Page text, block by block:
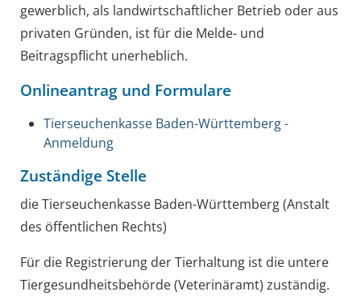
gewerblich, als landwirtschaftlicher Betrieb oder aus
privaten Gründen, ist für die Melde- und
Beitragspflicht unerheblich.
Onlineantrag und Formulare
Tierseuchenkasse Baden-Württemberg -
Anmeldung
Zuständige Stelle
die Tierseuchenkasse Baden-Württemberg (Anstalt
des öffentlichen Rechts)
Für die Registrierung der Tierhaltung ist die untere
Tiergesundheitsbehörde (Veterinäramt) zuständig.